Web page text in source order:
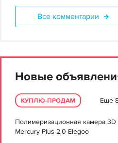
Все комментарии
Новые
КУПЛЮ-ПРОДАМ Еще
Полимеризационная камера 3D
Mercury Plus 2.0 Elegoo